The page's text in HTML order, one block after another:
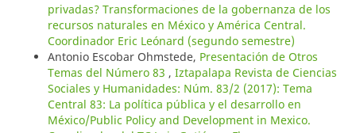
privadas? Transformaciones de la gobernanza de los
recursos naturales en México y América Central.
Coordinador Eric Leónard (segundo semestre)
Antonio Escobar Ohmstede, Presentación de Otros
Temas del Número 83 , Iztapalapa Revista de Ciencias
Sociales y Humanidades: Núm. 83/2 (2017): Tema
Central 83: La política pública y el desarrollo en
México/Public Policy and Development in Mexico.